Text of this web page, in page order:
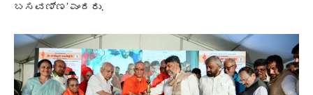
ಬಸವಣ್ಣ’ ಎಂದರು.